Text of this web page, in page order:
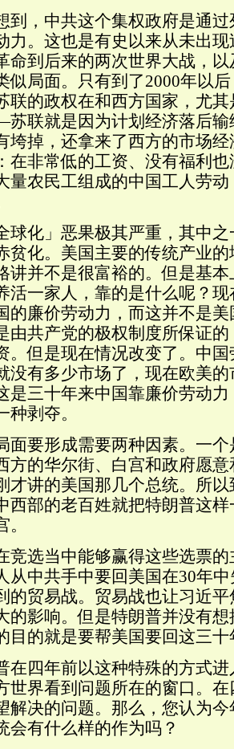
到，中共这个集权政府是通
力。这也是有史以来从未出
命到后来的两次世界大战，
似局面。只有到了2000年以
联的政权在和西方国家，尤
联就是因为计划经济落后输
垮掉，还拿来了西方的市场
在非常低的工资、没有福利
量农民工组成的中国工人劳
球化」恶果极其严重，其中
贫化。美国主要的传统产业
讲并不是很富裕的。但是基
活一家人，靠的是什么呢？
的廉价劳动力，而这并不是
由共产党的极权制度所保证
。但是现在情况改变了。中
没有多少市场了，现在欧美
是三十年来中国靠廉价劳动
种剥夺。
面要形成需要两种因素。一
方的华尔街、白宫和政府愿
才讲的美国那几个总统。所
西部的老百姓就把特朗普这
竞选当中能够赢得这些选票
从中共手中要回美国在30年
的贸易战。贸易战也让习近
的影响。但是特朗普并没有
目的就是要帮美国要回这三
在四年前以这种特殊的方式
世界看到问题所在的窗口。
解决的问题。那么，您认为
会有什么样的作为吗？